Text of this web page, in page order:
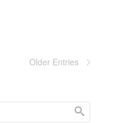
Older Entries